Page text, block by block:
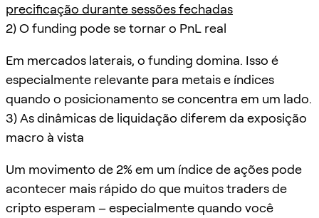
precificação durante sessões fechadas
2) O funding pode se tornar o PnL real
Em mercados laterais, o funding domina. Isso é
especialmente relevante para metais e índices
quando o posicionamento se concentra em um lado.
3) As dinâmicas de liquidação diferem da exposição
macro à vista
Um movimento de 2% em um índice de ações pode
acontecer mais rápido do que muitos traders de
cripto esperam – especialmente quando você